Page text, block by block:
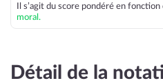
Il s’agit du score pondéré en fonction
moral.
Détail de la